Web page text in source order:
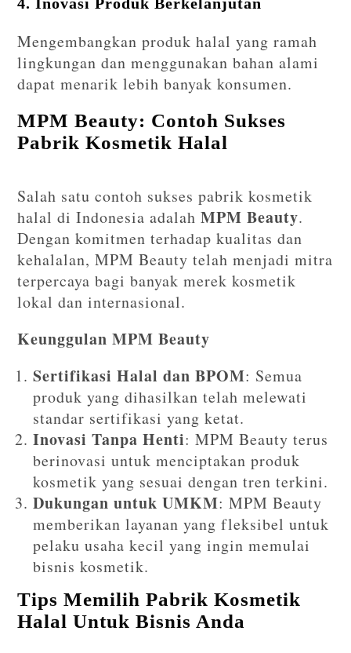
Mengembangkan produk halal yang ramah
lingkungan dan menggunakan bahan alami
dapat menarik lebih banyak konsumen.
MPM Beauty: Contoh Sukses
Pabrik Kosmetik Halal
Salah satu contoh sukses pabrik kosmetik
halal di Indonesia adalahMPM Beauty.
Dengan komitmen terhadap kualitas dan
kehalalan, MPM Beauty telah menjadi mitra
terpercaya bagi banyak merek kosmetik
lokal dan internasional.
Keunggulan MPM Beauty
Sertifikasi Halal dan BPOM: Semua
produk yang dihasilkan telah melewati
standar sertifikasi yang ketat.
Inovasi Tanpa Henti: MPM Beauty terus
berinovasi untuk menciptakan produk
kosmetik yang sesuai dengan tren terkini.
Dukungan untuk UMKM: MPM Beauty
memberikan layanan yang fleksibel untuk
pelaku usaha kecil yang ingin memulai
bisnis kosmetik.
Tips Memilih Pabrik Kosmetik
Halal Untuk Bisnis Anda